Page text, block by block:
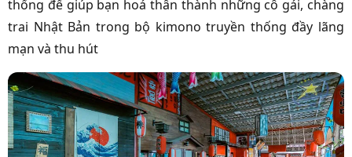
thống để giúp bạn hoá thân thành những cô gái, chàng
trai Nhật Bản trong bộ kimono truyền thống đầy lãng
mạn và thu hút